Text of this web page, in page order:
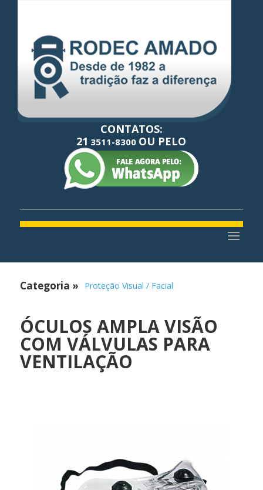
CONTATOS:
21 3511-8300 OU PELO
Categoria » Proteção Visual / Facial
ÓCULOS AMPLA VISÃO
COM VÁLVULAS PARA
VENTILAÇÃO